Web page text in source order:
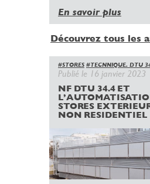
En savoir plus
Découvrez tous les
#STORES #TECNNIQUE. DTU
Publié le 16 janvier 2023
NF DTU 34.4 ET
STORES
NON RESIDENTIEL